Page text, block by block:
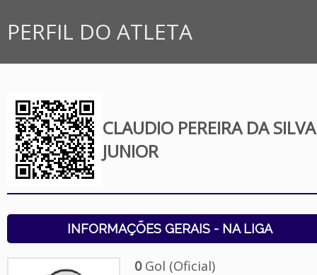
PERFIL DO ATLETA
CLAUDIO PEREIRA DA SILVA
JUNIOR
INFORMAÇÕES GERAIS - NA LIGA
0Gol (Oficial)